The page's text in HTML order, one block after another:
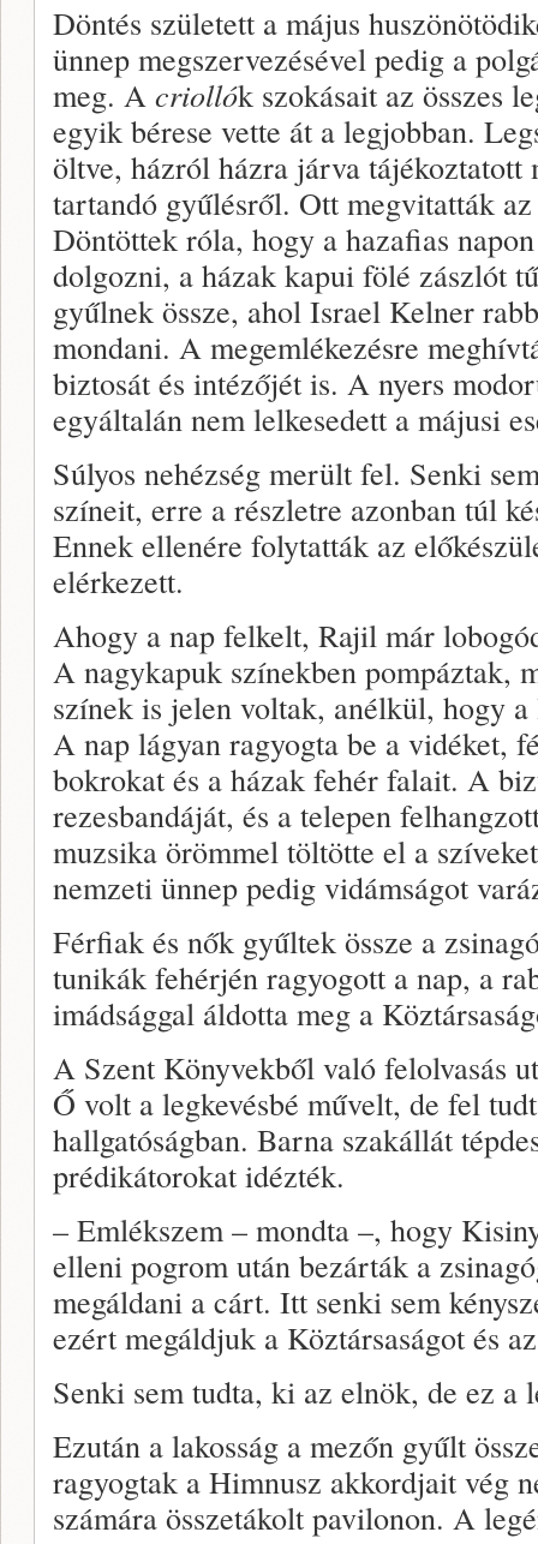
Döntés született a május
ünnep megszervezésével pedig a
meg. A criollók szokásait az összes
egyik bérese vette át a legjobban.
öltve, házról házra járva tájékoztatott
tartandó gyűlésről. Ott megvitatták
Döntöttek róla, hogy a hazafias
dolgozni, a házak kapui fölé zászlót
gyűlnek össze, ahol Israel Kelner
mondani. A megemlékezésre
biztosát és intézőjét is. A nyers
egyáltalán nem lelkesedett a májusi
Súlyos nehézség merült fel. Senki
színeit, erre a részletre azonban túl
Ennek ellenére folytatták az
elérkezett.
Ahogy a nap felkelt, Rajil már
A nagykapuk színekben pompáztak,
színek is jelen voltak, anélkül, hogy
A nap lágyan ragyogta be a vidéket,
bokrokat és a házak fehér falait. A
rezesbandáját, és a telepen
muzsika örömmel töltötte el a
nemzeti ünnep pedig vidámságot
Férfiak és nők gyűltek össze a
tunikák fehérjén ragyogott a nap, a
imádsággal áldotta meg a
A Szent Könyvekből való felolvasás
Ő volt a legkevésbé művelt, de fel
hallgatóságban. Barna szakállát
prédikátorokat idézték.
– Emlékszem – mondta –, hogy
elleni pogrom után bezárták a
megáldani a cárt. Itt senki sem
ezért megáldjuk a Köztársaságot és
Senki sem tudta, ki az elnök, de ez a
Ezután a lakosság a mezőn gyűlt
ragyogtak a Himnusz akkordjait vég
számára összetákolt pavilonon. A